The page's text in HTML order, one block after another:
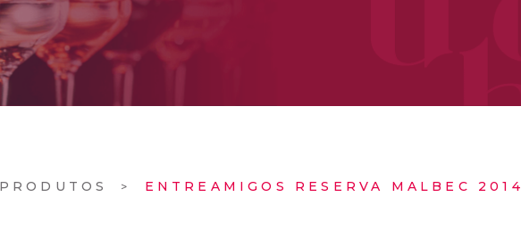
ENTREAMIGOS RESERVA MALBEC 2014